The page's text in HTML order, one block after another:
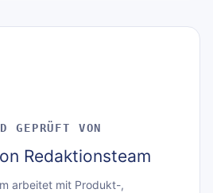
GEPRÜFT VON
Redaktionsteam
arbeitet mit Produkt-,